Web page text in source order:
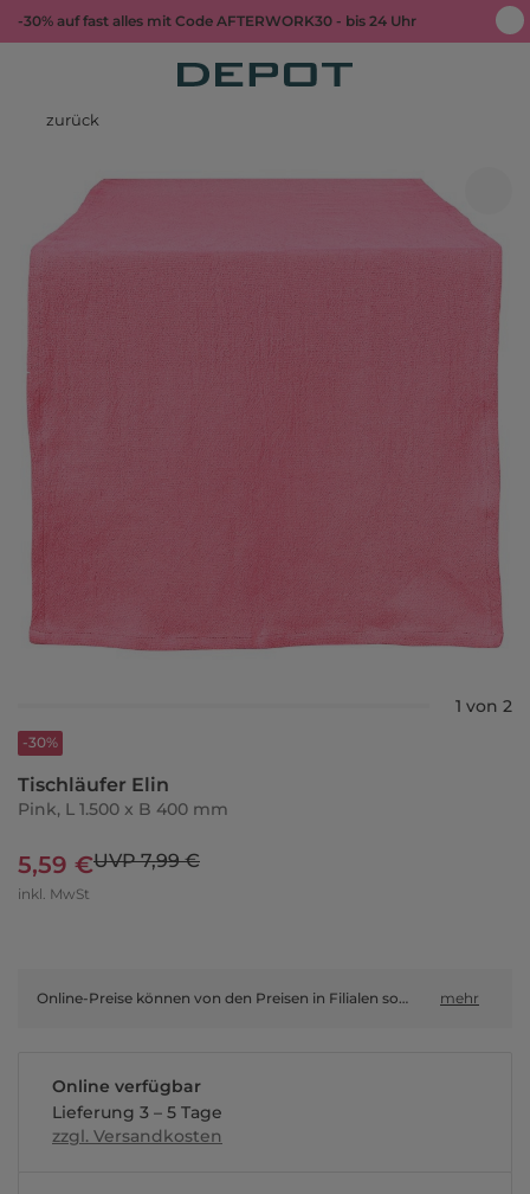
-30% auf fast alles mit Code AFTERWORK30 - bis 24 Uhr
zurück
1 von 2
-30%
Tischläufer Elin
Pink, L 1.500 x B 400 mm
5,59 €UVP 7,99 €
inkl. MwSt
Online-Preise können von den Preisen in Filialen sowie Shop-in-Shop-Flächen abweichen. mehr
Online verfügbar
Lieferung 3 – 5 Tage
zzgl. Versandkosten